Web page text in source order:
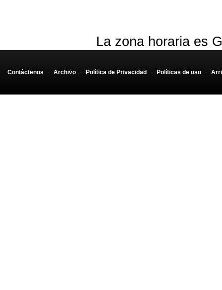
La zona horaria es
Contáctenos - Archivo - Política de Privacidad - Políticas de uso -